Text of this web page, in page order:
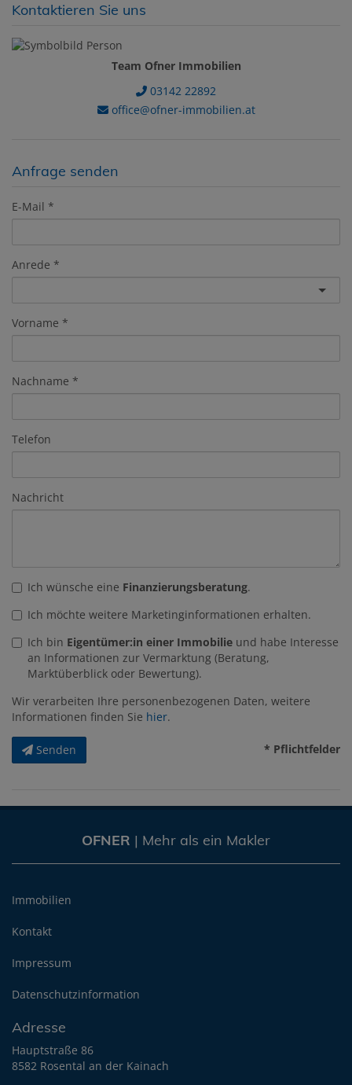
Kontaktieren Sie uns
Team Ofner Immobilien
03142 22892
office@ofner-immobilien.at
Anfrage senden
E-Mail
Anrede
Vorname
Nachname
Telefon
Nachricht
Ich wünsche eine Finanzierungsberatung.
Ich möchte weitere Marketinginformationen erhalten.
Ich bin Eigentümer:in einer Immobilie und habe Interesse
an Informationen zur Vermarktung (Beratung,
Marktüberblick oder Bewertung).
Wir verarbeiten Ihre personenbezogenen Daten, weitere
Informationen finden Sie hier.
Senden * Pflichtfelder
OFNER | Mehr als ein Makler
Immobilien
Kontakt
Impressum
Datenschutzinformation
Adresse
Hauptstraße 86
8582 Rosental an der Kainach